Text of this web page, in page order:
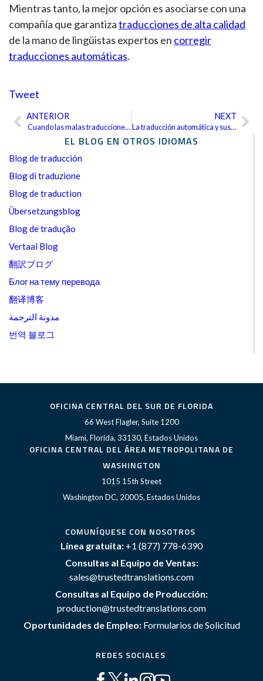
EL BLOG EN OTROS IDIOMAS
Blog de traducción
Blog di traduzione
Blog de traduction
Übersetzungsblog
Blog de tradução
Vertaal Blog
翻訳ブログ
Блог на тему перевода
翻译博客
مدونة الترجمة
번역 블로그
Mientras tanto, la mejor opción es asociarse con una
compañía que garantizatraducciones de alta calidad
de la mano de lingüistas expertos en corregir
traducciones automáticas.
Tweet
AntANTERIOR
Cuando las malas traducciones desprestigian el proceso democrático
NEXT
La traducción automática y sus riesgos (segunda parte)
OFICINA CENTRAL DEL SUR DE FLORIDA
66 West Flagler, Suite 1200
Miami, Florida, 33130, Estados Unidos
OFICINA CENTRAL DEL ÁREA METROPOLITANA DE
WASHINGTON
1015 15th Street
Washington DC, 20005, Estados Unidos
COMUNÍQUESE CON NOSOTROS
Línea gratuita: +1 (877) 778-6390
Consultas al Equipo de Ventas:
sales@trustedtranslations.com
Consultas al Equipo de Producción:
production@trustedtranslations.com
Oportunidades de Empleo: Formularios de Solicitud
REDES SOCIALES